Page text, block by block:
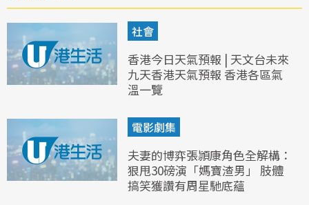
社會
香港今日天氣預報 | 天文台未來
九天香港天氣預報 香港各區氣
溫一覽
電影劇集
夫妻的博弈張頴康角色全解構：
狠甩30磅演「媽寶渣男」 肢體
搞笑獲讚有周星馳底蘊